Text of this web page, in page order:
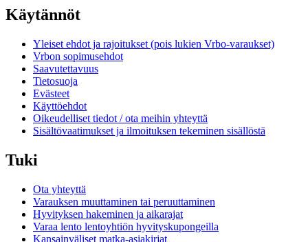
Käytännöt
Yleiset ehdot ja rajoitukset (pois lukien Vrbo-varaukset)
Vrbon sopimusehdot
Saavutettavuus
Tietosuoja
Evästeet
Käyttöehdot
Oikeudelliset tiedot / ota meihin yhteyttä
Sisältövaatimukset ja ilmoituksen tekeminen sisällöstä
Tuki
Ota yhteyttä
Varauksen muuttaminen tai peruuttaminen
Hyvityksen hakeminen ja aikarajat
Varaa lento lentoyhtiön hyvityskupongeilla
Kansainväliset matka-asiakirjat